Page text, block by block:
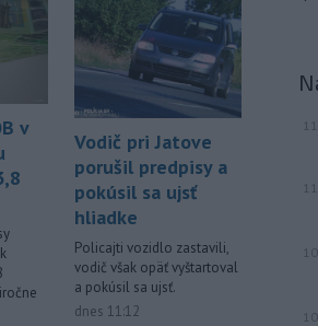
neďaleko Jeruzalema, kde narastá
napätie, pretože jeho obyvatelia sa
obávajú vysťahovania.
17:32 - Na severnom výbežku
ostrova Szigetcsúcs na Dunaji v
maďarskej obci Kisoroszi našli v
koryte rieky bombu s hmotnosťou
približne 500 kilogramov. Samospráva
to v stredu uviedla na svojej webovej
stránke, pričom neskôr napísala, že
pyrotechnici ju úspešne odstránili.
v
Vodič pri Jatove
porušil predpisy a
pokúsil sa ujsť
hliadke
Policajti vozidlo zastavili,
vodič však opäť vyštartoval
a pokúsil sa ujsť.
dnes 11:12